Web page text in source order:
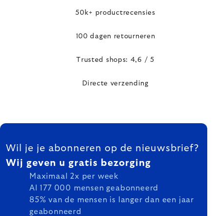
50k+ productrecensies
100 dagen retourneren
Trusted shops: 4,6 / 5
Directe verzending
FOOTER
Wil je je abonneren op de nieuwsbrief?
Wij geven u gratis bezorging
Maximaal 2x per week
Al 177 000 mensen geabonneerd
85% van de mensen is langer dan een jaar
geabonneerd